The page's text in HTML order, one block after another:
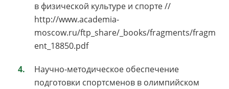
в физической культуре и спорте //
http://www.academia-
moscow.ru/ftp_share/_books/fragments/fragm
ent_18850.pdf
Научно-методическое обеспечение
подготовки спортсменов в олимпийском